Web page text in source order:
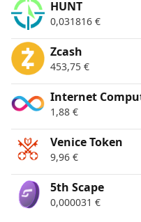
HUNT
0,031816 €
Zcash
453,75 €
Internet
1,88 €
Venice Token
9,96 €
5th Scape
0,000031 €